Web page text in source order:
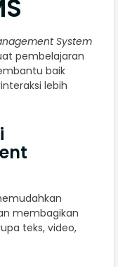
System
pembelajaran
baik
lebih
membagikan
teks, video,